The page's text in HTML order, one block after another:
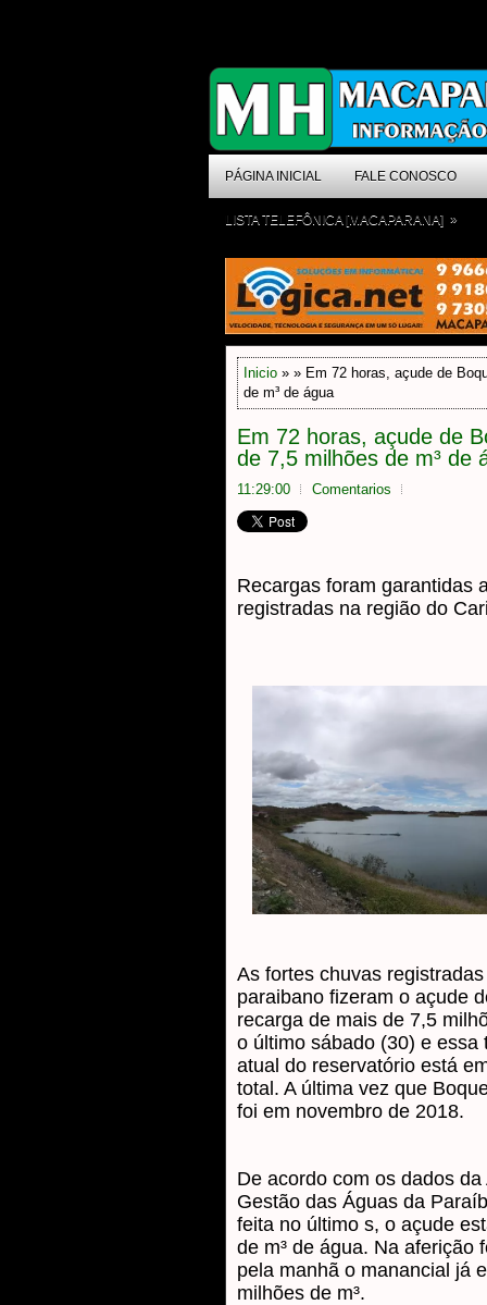
PÁGINA INICIAL FALE CONOSCO
LISTA TELEFÔNICA [MACAPARANA] »
Inicio » » Em 72 horas, açude de
de m³ de água
Em 72 horas, açude de
de 7,5 milhões de m³ de
11:29:00 Comentarios
Recargas foram garantidas
registradas na região do
As fortes chuvas
paraibano fizeram o açude
recarga de mais de 7,5
o último sábado (30) e
atual do reservatório está
total. A última vez que
foi em novembro de 2018.
De acordo com os dados
Gestão das Águas da
feita no último s, o açude
de m³ de água. Na aferição
pela manhã o manancial já
milhões de m³.